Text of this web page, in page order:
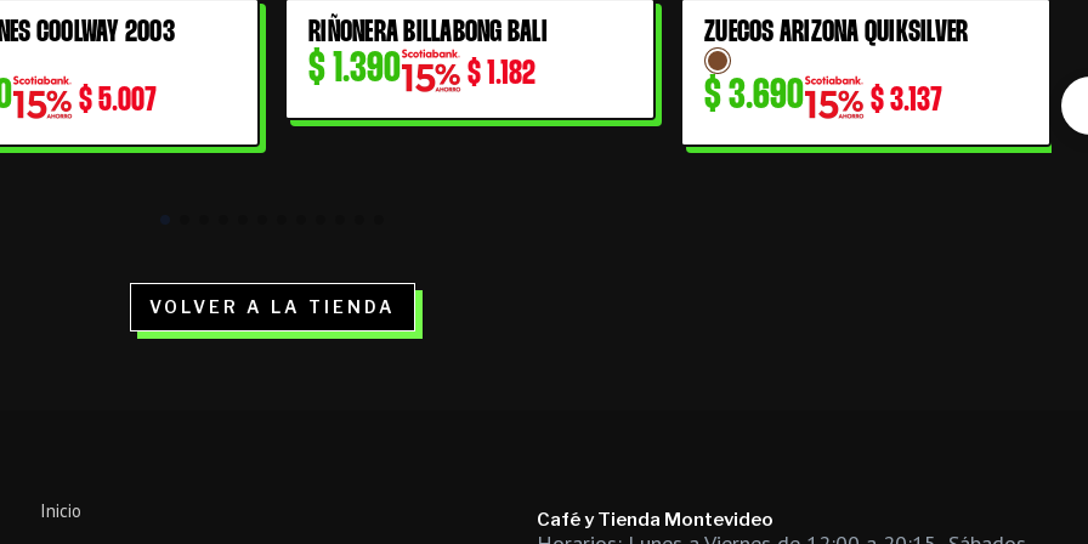
COOLWAY 2003
$5.007
RIÑONERA BILLABONG BALI
$ 1.390 $ 1.182
ZUECOS ARIZONA QUIKSILVER
$3.690 $3.137
VOLVER A LA TIENDA
Inicio Café y Tienda Montevideo